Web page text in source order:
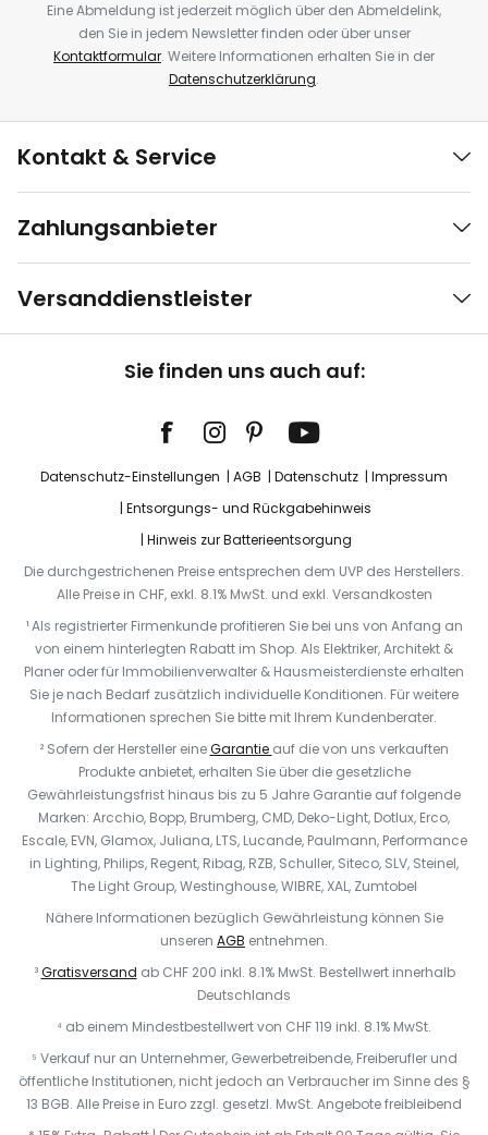
Eine Abmeldung ist jederzeit möglich über den Abmeldelink,
den Sie in jedem Newsletter finden oder über unser
Kontaktformular. Weitere Informationen erhalten Sie in der
Datenschutzerklärung.
Kontakt & Service
Zahlungsanbieter
Versanddienstleister
Sie finden uns auch auf:
Datenschutz-Einstellungen AGB Datenschutz
Impressum
Entsorgungs- und Rückgabehinweis
Hinweis zur Batterieentsorgung
Die durchgestrichenen Preise entsprechen dem UVP des Herstellers.
Alle Preise in CHF, exkl. 8.1% MwSt. und exkl. Versandkosten
¹ Als registrierter Firmenkunde profitieren Sie bei uns von Anfang an
von einem hinterlegten Rabatt im Shop. Als Elektriker, Architekt &
Planer oder für Immobilienverwalter & Hausmeisterdienste erhalten
Sie je nach Bedarf zusätzlich individuelle Konditionen. Für weitere
Informationen sprechen Sie bitte mit Ihrem Kundenberater.
² Sofern der Hersteller eineGarantie auf die von uns verkauften
Produkte anbietet, erhalten Sie über die gesetzliche
Gewährleistungsfrist hinaus bis zu 5 Jahre Garantie auf folgende
Marken: Arcchio, Bopp, Brumberg, CMD, Deko-Light, Dotlux, Erco,
Escale, EVN, Glamox, Juliana, LTS, Lucande, Paulmann, Performance
in Lighting, Philips, Regent, Ribag, RZB, Schuller, Siteco, SLV, Steinel,
The Light Group, Westinghouse, WIBRE, XAL, Zumtobel
Nähere Informationen bezüglich Gewährleistung können Sie
unseren AGB entnehmen.
³Gratisversand ab CHF 200 inkl. 8.1% MwSt. Bestellwert innerhalb
Deutschlands
⁴ ab einem Mindestbestellwert von CHF 119 inkl. 8.1% MwSt.
⁵ Verkauf nur an Unternehmer, Gewerbetreibende, Freiberufler und
öffentliche Institutionen, nicht jedoch an Verbraucher im Sinne des §
13 BGB. Alle Preise in Euro zzgl. gesetzl. MwSt. Angebote freibleibend